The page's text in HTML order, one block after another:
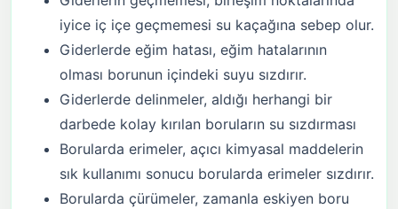
iyice iç içe geçmemesi su kaçağına sebep olur.
Giderlerde eğim hatası, eğim hatalarının
olması borunun içindeki suyu sızdırır.
Giderlerde delinmeler, aldığı herhangi bir
darbede kolay kırılan boruların su sızdırması
Borularda erimeler, açıcı kimyasal maddelerin
sık kullanımı sonucu borularda erimeler sızdırır.
Borularda çürümeler, zamanla eskiyen boru